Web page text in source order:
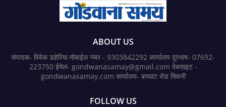
ABOUT US
संपादक- विवेक डहेरिया मोबाईल नंबर - 9303842292 कार्यालय दूरभाष- 07692-
223750 ईमेल- gondwanasamay@gmail.com वेबसाइट -
gondwanasamay.com कार्यालय- बरघाट रोड सिवनी
FOLLOW US